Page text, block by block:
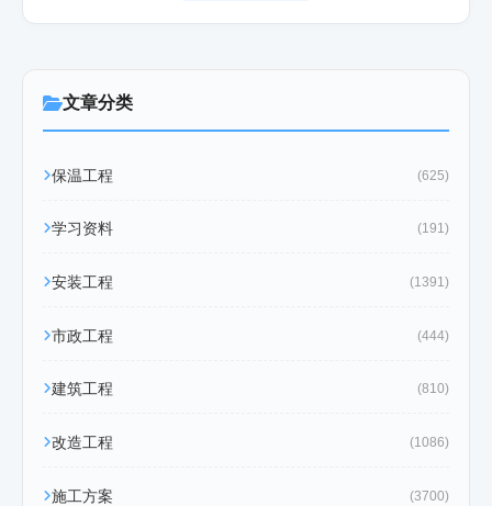
文章分类
保温工程 (625)
学习资料 (191)
安装工程 (1391)
市政工程 (444)
建筑工程 (810)
改造工程 (1086)
施工方案 (3700)